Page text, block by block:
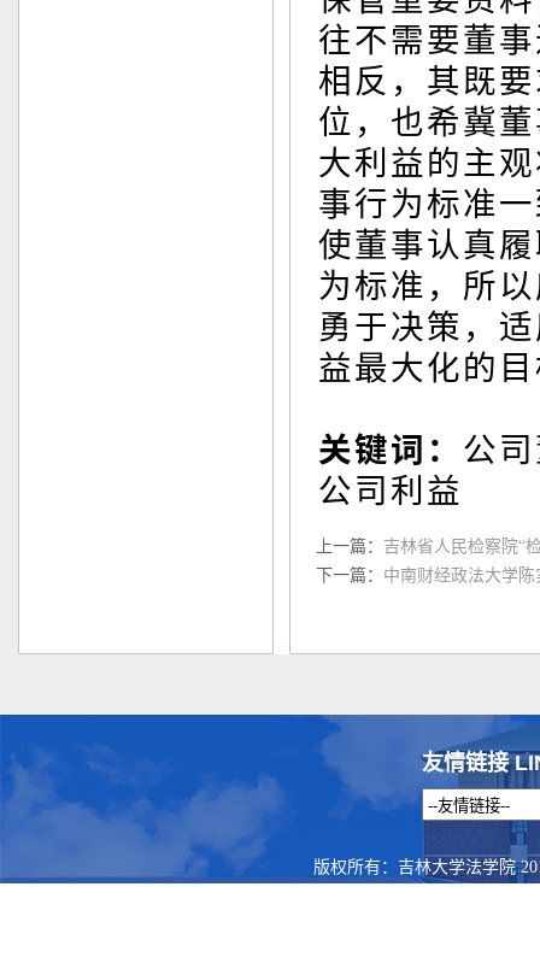
往不需要董
相反，其既
位，也希冀
大利益的主
事行为标准
使董事认真
为标准，所
勇于决策，
益最大化的
关键词： 公
公司利益
上一篇： 吉林省人民检察院“
下一篇： 中南财经政法大学
友情链接
版权所有：吉林大学法学院